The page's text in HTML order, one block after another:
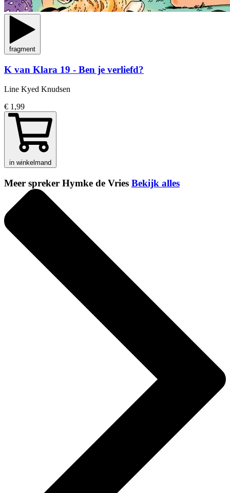
fragment
K van Klara 19 - Ben je verliefd?
Line Kyed Knudsen
€ 1,99
in winkelmand
Meer spreker Hymke de Vries Bekijk alles